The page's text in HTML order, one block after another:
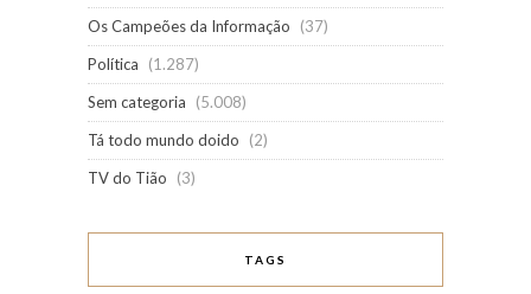
Os Campeões da Informação
(37)
Política
(1.287)
Sem categoria
(5.008)
Tá todo mundo doido
(2)
TV do Tião
(3)
TAGS